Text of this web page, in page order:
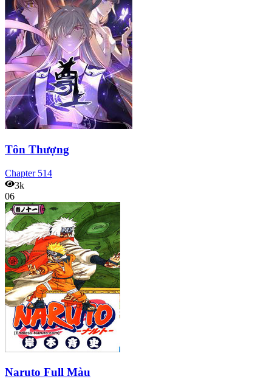
Tôn Thượng
Chapter 514
3k
06
Naruto Full Màu